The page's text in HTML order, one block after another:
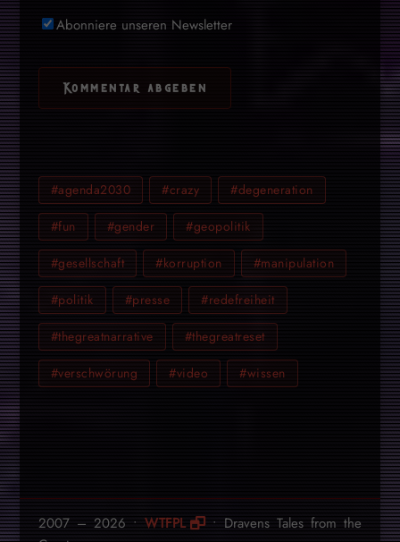
Abonniere unseren Newsletter
#agenda2030 #crazy #degeneration
#fun #gender #geopolitik
#gesellschaft #korruption #manipulation
#politik #presse #redefreiheit
#thegreatnarrative #thegreatreset
#verschwörung #video #wissen
2007 – 2026 •WTFPL
• Dravens Tales from the